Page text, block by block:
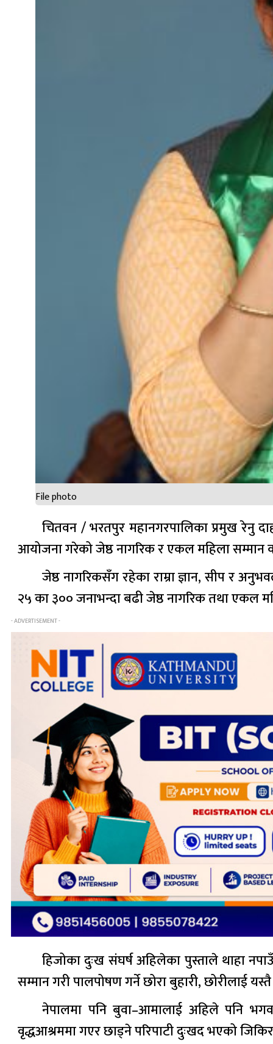
File photo
चितवन / भरतपुर महानगरपालिका प्रमुख रेनु
आयोजना गरेको जेष्ठ नागरिक र एकल महिला सम्मान
जेष्ठ नागरिकसँग रहेका राम्रा ज्ञान, सीप र
२५ का ३०० जनाभन्दा बढी जेष्ठ नागरिक तथा एकल
- ADVERTISEMENT -
हिजोका दुःख संघर्ष अहिलेका पुस्ताले थाहा
सम्मान गरी पालपोषण गर्ने छोरा बुहारी, छोरीलाई
नेपालमा पनि बुवा–आमालाई अहिले पनि
वृद्धआश्रममा गएर छाड्ने परिपाटी दुःखद भएको